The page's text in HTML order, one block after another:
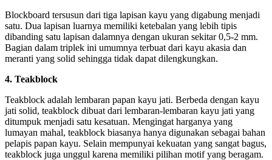
Blockboard tersusun dari tiga lapisan kayu yang digabung menjadi
satu. Dua lapisan luarnya memiliki ketebalan yang lebih tipis
dibanding satu lapisan dalamnya dengan ukuran sekitar 0,5-2 mm.
Bagian dalam triplek ini umumnya terbuat dari kayu akasia dan
meranti yang solid sehingga tidak dapat dilengkungkan.
4. Teakblock
Teakblock adalah lembaran papan kayu jati. Berbeda dengan kayu
jati solid, teakblock dibuat dari lembaran-lembaran kayu jati yang
ditumpuk menjadi satu kesatuan. Mengingat harganya yang
lumayan mahal, teakblock biasanya hanya digunakan sebagai bahan
pelapis papan kayu. Selain mempunyai kekuatan yang sangat bagus,
teakblock juga unggul karena memiliki pilihan motif yang beragam.